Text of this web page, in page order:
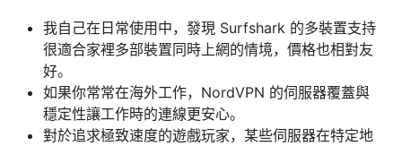
我自己在日常使用中，發現 Surfshark 的多裝置支持
很適合家裡多部裝置同時上網的情境，價格也相對友
好。
如果你常常在海外工作，NordVPN 的伺服器覆蓋與
穩定性讓工作時的連線更安心。
對於追求極致速度的遊戲玩家，某些伺服器在特定地